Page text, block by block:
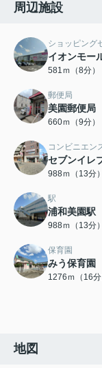
周辺施設
ショッピング
イオンモー
581ｍ（8分）
郵便局
美園郵便局
660ｍ（9分）
コンビニエン
セブンイレ
988ｍ（13分）
駅
浦和美園駅
988ｍ（13分）
保育園
みう保育園
1276ｍ（16分
地図